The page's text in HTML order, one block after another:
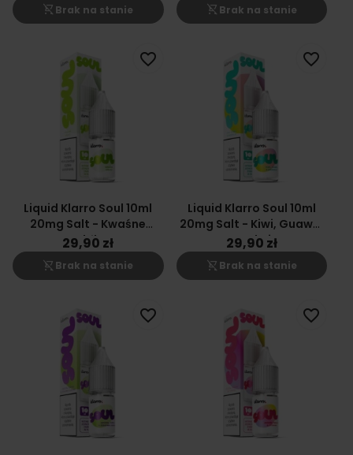
shopping_cart_off Brak na stanie shopping_cart_off Brak na stanie
Liquid Klarro Soul 10ml
20mg Salt - Kwaśne
Jabłko
29,90 zł
shopping_cart_off Brak na stanie
favorite_border
Liquid Klarro Soul 10ml
20mg Salt - Kiwi, Guawa,
Marakuja
29,90 zł
shopping_cart_off Brak na stanie
favorite_border
favorite_border favorite_border